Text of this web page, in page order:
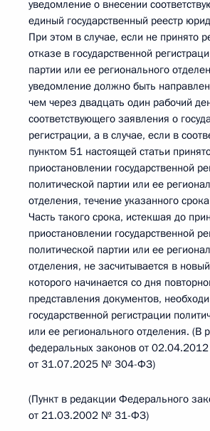
уведомление о внесении
единый государственный реестр
При этом в случае, если не принято
отказе в государственной
партии или ее регионального
уведомление должно быть
чем через двадцать один рабочий
соответствующего заявления о
регистрации, а в случае, если в
пунктом 51 настоящей статьи
приостановлении государственной
политической партии или ее
отделения, течение указанного
Часть такого срока, истекшая до
приостановлении государственной
политической партии или ее
отделения, не засчитывается в
которого начинается со дня
представления документов,
государственной регистрации
или ее регионального отделения. (В
федеральных законов от
от 31.07.2025 № 304-ФЗ)
(Пункт в редакции Федерального
от 21.03.2002 № 31-ФЗ)